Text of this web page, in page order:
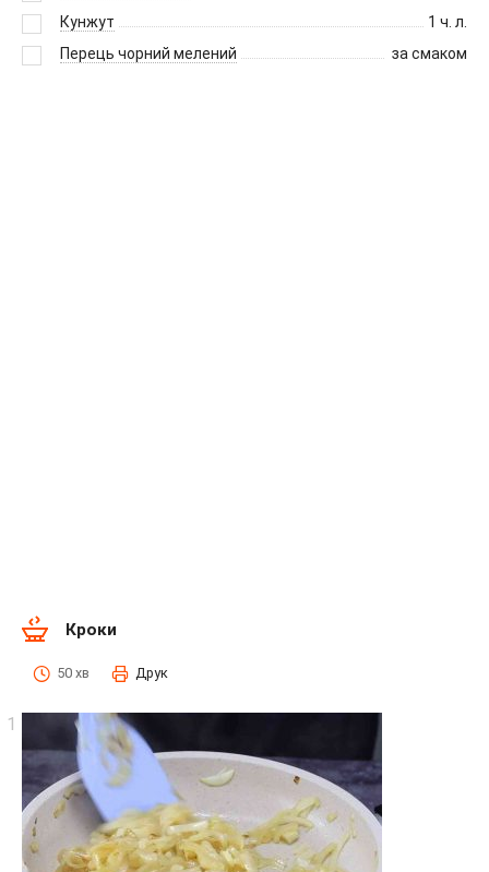
Кунжут
1 ч. л.
Перець чорний мелений
за смаком
Кроки
50 хв Друк